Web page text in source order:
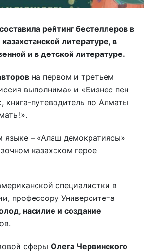
рейтинг бестеллеров в
литературе, в
и в детской литературе.
на первом и третьем
выполнима» и «Бизнес пен
путеводитель по Алматы
языке – «Алаш демократиясы»
казахском герое
специалистки в
профессору Университета
насилие и создание
сферы Олега Червинского